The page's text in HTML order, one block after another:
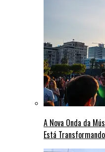
A Nova Onda da
Está